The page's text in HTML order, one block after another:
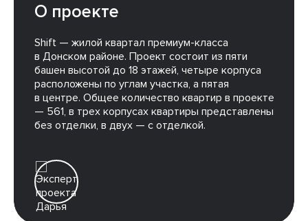
О проекте
Shift — жилой квартал премиум-класса
в Донском районе. Проект состоит из пяти
башен высотой до 18 этажей, четыре корпуса
расположены по углам участка, а пятая
в центре. Общее количество квартир в проекте
— 561, в трех корпусах квартиры представлены
без отделки, в двух — с отделкой.